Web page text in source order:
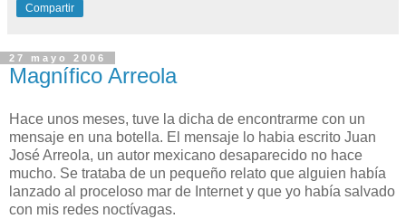
Compartir
27 mayo 2006
Magnífico Arreola
Hace unos meses, tuve la dicha de encontrarme con un
mensaje en una botella. El mensaje lo habia escrito Juan
José Arreola, un autor mexicano desaparecido no hace
mucho. Se trataba de un pequeño relato que alguien había
lanzado al proceloso mar de Internet y que yo había salvado
con mis redes noctívagas.